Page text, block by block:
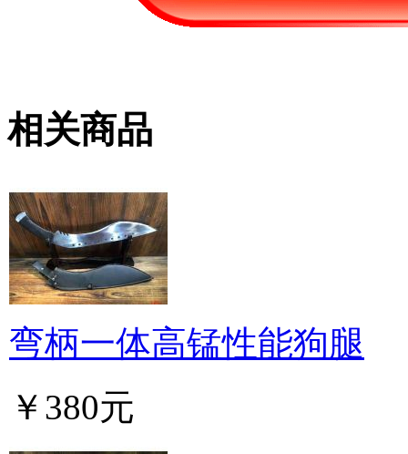
相关商品
弯柄一体高锰性能狗腿
￥380元